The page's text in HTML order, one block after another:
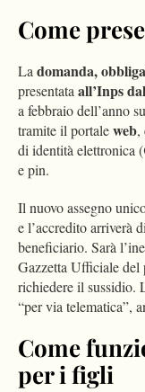
Come
Ladomanda,
presentataall’Inps
a febbraio dell’anno
tramite il portaleweb,
di identità elettronica (
e pin.
Il nuovo assegno
e l’accredito arriverà
beneficiario. Sarà
Gazzetta Ufficiale del
richiedere il sussidio.
“per via telematica”,
Come
per i figli